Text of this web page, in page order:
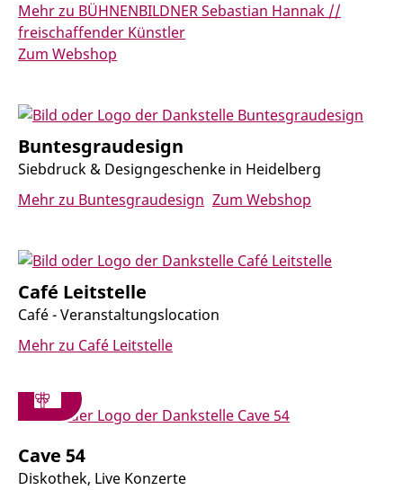
Mehr zu BÜHNENBILDNER Sebastian Hannak //
freischaffender Künstler
Zum Webshop
Buntesgraudesign
Siebdruck & Designgeschenke in Heidelberg
Mehr zu Buntesgraudesign Zum Webshop
Café Leitstelle
Café - Veranstaltungslocation
Mehr zu Café Leitstelle
Cave 54
Diskothek, Live Konzerte